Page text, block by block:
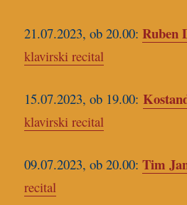
21.07.2023, ob 20.00:Ruben
klavirski recital
15.07.2023, ob 19.00:
klavirski recital
09.07.2023, ob 20.00:Tim
recital